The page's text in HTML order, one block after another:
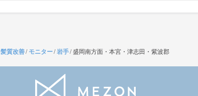
髪質改善/ モニター/岩手/盛岡南方面・本宮・津志田・紫波郡